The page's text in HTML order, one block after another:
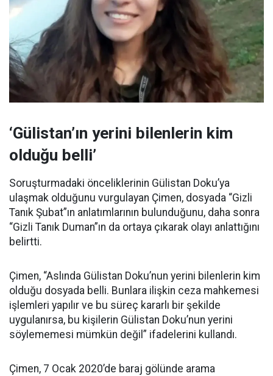
‘Gülistan’ın yerini bilenlerin kim
olduğu belli’
Soruşturmadaki önceliklerinin Gülistan Doku’ya
ulaşmak olduğunu vurgulayan Çimen, dosyada “Gizli
Tanık Şubat”ın anlatımlarının bulunduğunu, daha sonra
“Gizli Tanık Duman”ın da ortaya çıkarak olayı anlattığını
belirtti.
Çimen, “Aslında Gülistan Doku’nun yerini bilenlerin kim
olduğu dosyada belli. Bunlara ilişkin ceza mahkemesi
işlemleri yapılır ve bu süreç kararlı bir şekilde
uygulanırsa, bu kişilerin Gülistan Doku’nun yerini
söylememesi mümkün değil” ifadelerini kullandı.
Çimen, 7 Ocak 2020’de baraj gölünde arama